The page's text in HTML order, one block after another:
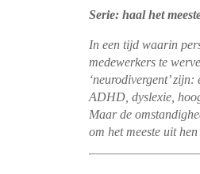
Serie: haal het
In een tijd waarin
medewerkers te
‘neurodivergent’
ADHD, dyslexie,
Maar de
om het meeste uit